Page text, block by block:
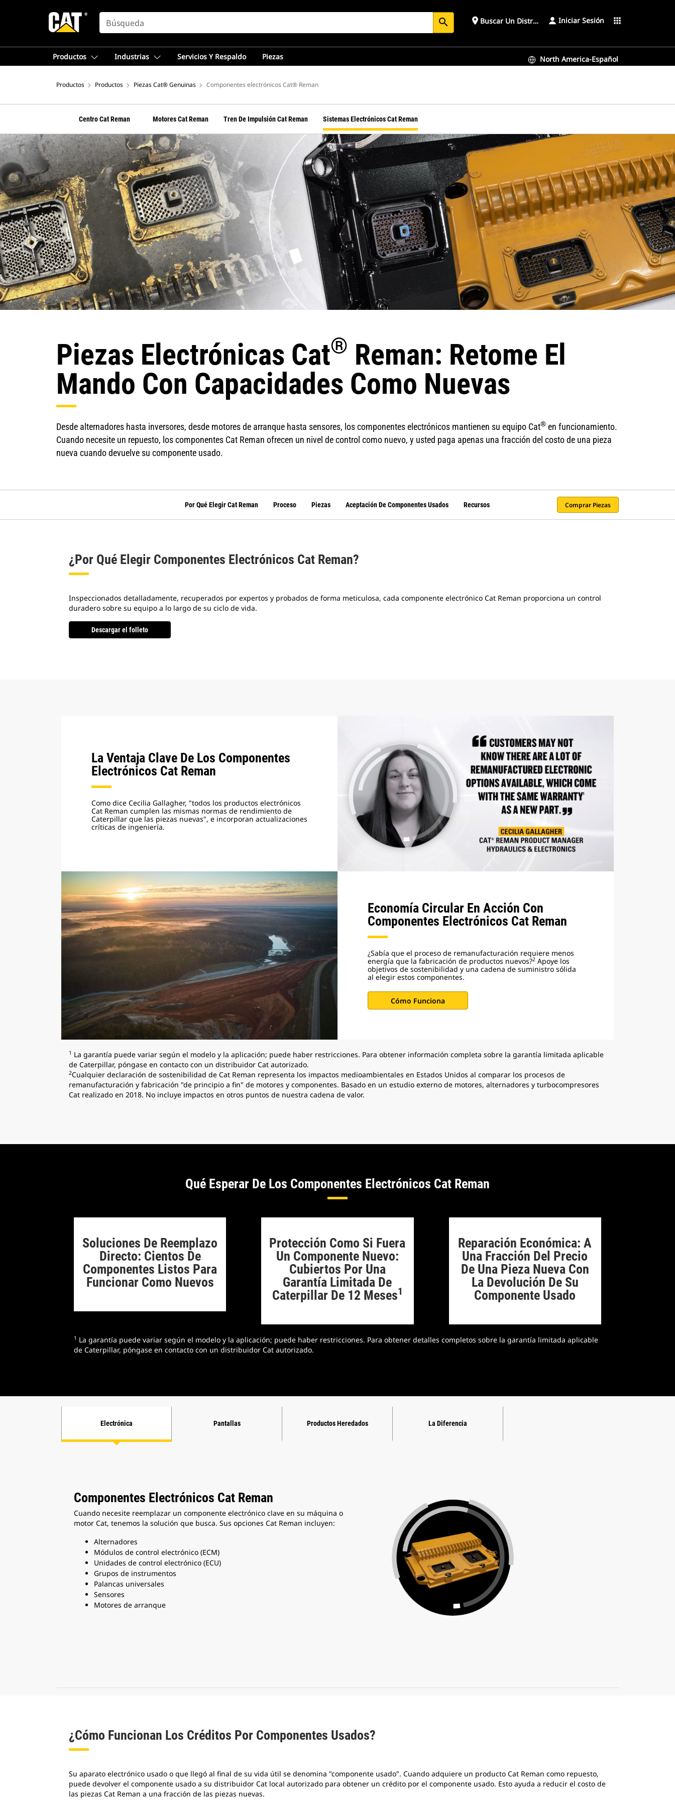
SEARCH search place Buscar Un Distribuidor Iniciar Sesión apps
Productos Industrias Servicios Y Respaldo Piezas North America-Español
Productos Productos Piezas Cat® Genuinas Componentes electrónicos Cat® Reman
Centro Cat Reman Motores Cat Reman Tren De Impulsión Cat Reman Sistemas Electrónicos Cat Reman
Piezas Electrónicas Cat® Reman: Retome El
Mando Con Capacidades Como Nuevas
Desde alternadores hasta inversores, desde motores de arranque hasta sensores, los componentes electrónicos mantienen su equipo Cat® en funcionamiento.
Cuando necesite un repuesto, los componentes Cat Reman ofrecen un nivel de control como nuevo, y usted paga apenas una fracción del costo de una pieza
nueva cuando devuelve su componente usado.
Por Qué Elegir Cat Reman Proceso Piezas Aceptación De Componentes Usados Recursos Comprar Piezas
¿Por Qué Elegir Componentes Electrónicos Cat Reman?
Inspeccionados detalladamente, recuperados por expertos y probados de forma meticulosa, cada componente electrónico Cat Reman proporciona un control
duradero sobre su equipo a lo largo de su ciclo de vida.
Descargar el folleto
La Ventaja Clave De Los Componentes
Electrónicos Cat Reman
Como dice Cecilia Gallagher, "todos los productos electrónicos
Cat Reman cumplen las mismas normas de rendimiento de
Caterpillar que las piezas nuevas", e incorporan actualizaciones
críticas de ingeniería.
Economía Circular En Acción Con
Componentes Electrónicos Cat Reman
¿Sabía que el proceso de remanufacturación requiere menos
energía que la fabricación de productos nuevos?2 Apoye los
objetivos de sostenibilidad y una cadena de suministro sólida
al elegir estos componentes.
Cómo Funciona
1 La garantía puede variar según el modelo y la aplicación; puede haber restricciones. Para obtener información completa sobre la garantía limitada aplicable
de Caterpillar, póngase en contacto con un distribuidor Cat autorizado.
2Cualquier declaración de sostenibilidad de Cat Reman representa los impactos medioambientales en Estados Unidos al comparar los procesos de
remanufacturación y fabricación "de principio a fin" de motores y componentes. Basado en un estudio externo de motores, alternadores y turbocompresores
Cat realizado en 2018. No incluye impactos en otros puntos de nuestra cadena de valor.
Qué Esperar De Los Componentes Electrónicos Cat Reman
Soluciones De Reemplazo
Directo: Cientos De
Componentes Listos Para
Funcionar Como Nuevos
Protección Como Si Fuera
Un Componente Nuevo:
Cubiertos Por Una
Garantía Limitada De
Caterpillar De 12 Meses1
Reparación Económica: A
Una Fracción Del Precio
De Una Pieza Nueva Con
La Devolución De Su
Componente Usado
1 La garantía puede variar según el modelo y la aplicación; puede haber restricciones. Para obtener detalles completos sobre la garantía limitada aplicable
de Caterpillar, póngase en contacto con un distribuidor Cat autorizado.
Electrónica Pantallas Productos Heredados La Diferencia
Componentes Electrónicos Cat Reman
Cuando necesite reemplazar un componente electrónico clave en su máquina o
motor Cat, tenemos la solución que busca. Sus opciones Cat Reman incluyen:
Alternadores
Módulos de control electrónico (ECM)
Unidades de control electrónico (ECU)
Grupos de instrumentos
Palancas universales
Sensores
Motores de arranque
¿Cómo Funcionan Los Créditos Por Componentes Usados?
Su aparato electrónico usado o que llegó al final de su vida útil se denomina "componente usado". Cuando adquiere un producto Cat Reman como repuesto,
puede devolver el componente usado a su distribuidor Cat local autorizado para obtener un crédito por el componente usado. Esto ayuda a reducir el costo de
las piezas Cat Reman a una fracción de las piezas nuevas.